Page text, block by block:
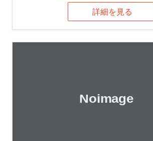
詳細を見る